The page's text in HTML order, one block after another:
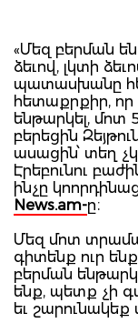
«Մեզ բերման
ձեւով, լկտի
պատասխանը
հետաքրքիր, որ
ենթարկել, մոտ
բերեցին
ասացին՝ տեղ
Էրեբունու
ինչը
News.am-ը։
Մեզ մոտ
գիտենք ուր
բերման
ենք, պետք չի
եւ շարունակեք